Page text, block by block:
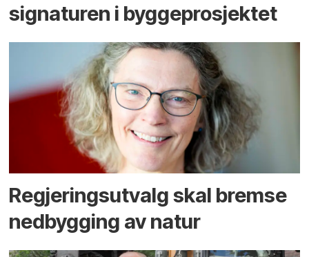
signaturen i bygge­­prosjektet
Regjerings­utvalg skal bremse
ned­bygging av natur